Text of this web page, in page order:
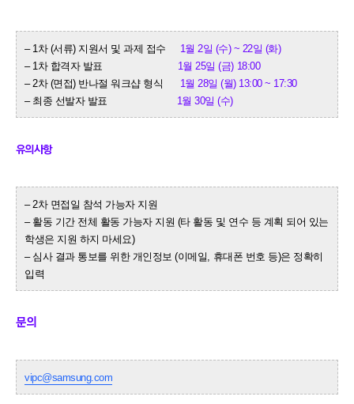
– 1차 (서류) 지원서 및 과제 접수
1월 2일 (수) ~ 22일 (화)
– 1차 합격자 발표
1월 25일 (금) 18:00
– 2차 (면접) 반나절 워크샵 형식 1월 28일 (월) 13:00 ~ 17:30
– 최종 선발자 발표
1월 30일 (수)
유의사항
– 2차 면접일 참석 가능자 지원
– 활동 기간 전체 활동 가능자 지원 (타 활동 및 연수 등 계획 되어 있는
학생은 지원 하지 마세요)
– 심사 결과 통보를 위한 개인정보 (이메일, 휴대폰 번호 등)은 정확히
입력
문의
vipc@samsung.com